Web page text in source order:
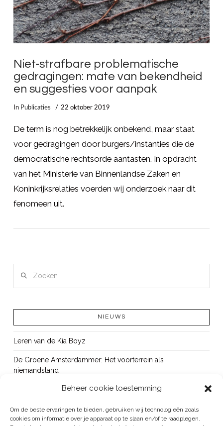
Beheer cookie toestemming
Om de beste ervaringen te bieden, gebruiken wij technologieën zoals
cookies om informatie over je apparaat op te slaan en/of te raadplegen.
Niet-strafbare problematische
gedragingen: mate van bekendheid
en suggesties voor aanpak
In Publicaties 22 oktober 2019
De term is nog betrekkelijk onbekend, maar staat
voor gedragingen door burgers/instanties die de
democratische rechtsorde aantasten. In opdracht
van het Ministerie van Binnenlandse Zaken en
Koninkrijksrelaties voerden wij onderzoek naar dit
fenomeen uit.
NIEUWS
Leren van de Kia Boyz
De Groene Amsterdammer: Het voorterrein als
niemandsland
Cursus Wapens op school: signaleren, duiden en handelen
OUT!